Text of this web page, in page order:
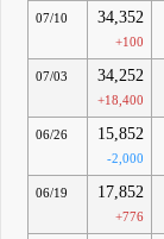
07/10 34,352
+100
07/03 34,252
+18,400
06/26 15,852
-2,000
06/19 17,852
+776